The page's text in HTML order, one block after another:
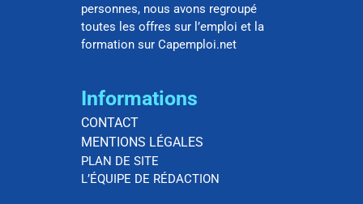
personnes, nous avons regroupé
toutes les offres sur l’emploi et la
formation sur Capemploi.net
Informations
CONTACT
MENTIONS LÉGALES
PLAN DE SITE
L’ÉQUIPE DE RÉDACTION